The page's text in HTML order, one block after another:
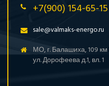
+7(900) 154-65-15
sale@valmaks-energo.ru
МО, г. Балашиха, 109
ул. Дорофеева д.1, вл. 1